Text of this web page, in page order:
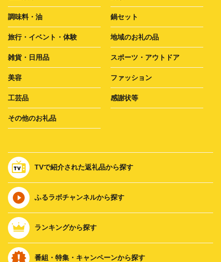
調味料・油 鍋セット
旅行・イベント・体験 地域のお礼の品
雑貨・日用品 スポーツ・アウトドア
美容 ファッション
工芸品 感謝状等
その他のお礼品
TVで紹介された返礼品から探す
ふるラボチャンネルから探す
ランキングから探す
番組・特集・キャンペーンから探す